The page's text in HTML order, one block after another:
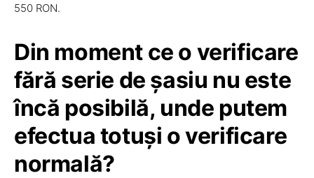
550 RON.
Din moment ce o verificare
fără serie de șasiu nu este
încă posibilă, unde putem
efectua totuși o verificare
normală?